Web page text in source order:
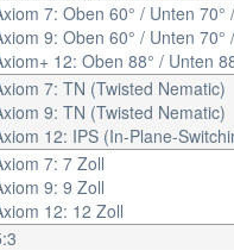
7: Oben 60° / Unten 70°
9: Oben 60° / Unten 70°
12: Oben 88° / Unten
7: TN (Twisted Nematic)
9: TN (Twisted Nematic)
12: IPS (In-Plane-
7: 7 Zoll
9: 9 Zoll
12: 12 Zoll